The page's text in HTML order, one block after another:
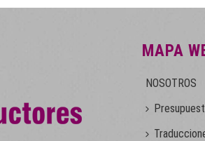
MAPA
NOSOTROS